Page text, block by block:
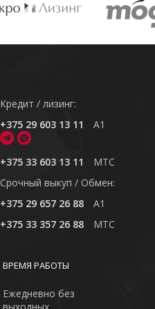
Кредит / лизинг:
+375 29 603 13 11
A1
+375 33 603 13 11
MTC
Cрочный выкуп / Обмен:
+375 29 657 26 88
A1
+375 33 357 26 88
MTC
ВРЕМЯ РАБОТЫ
Ежедневно без